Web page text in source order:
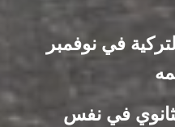
في نوفمبر
في نفس